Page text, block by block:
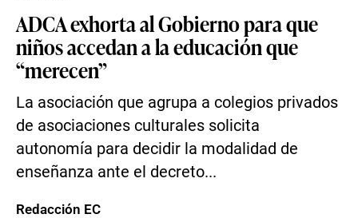
ADCA exhorta al Gobierno para que
niños accedan a la educación que
“merecen”
La asociación que agrupa a colegios privados
de asociaciones culturales solicita
autonomía para decidir la modalidad de
enseñanza ante el decreto...
Redacción EC